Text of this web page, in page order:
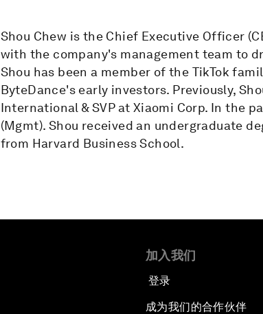
Shou Chew is the Chief Executive Officer
with the company's management team to
Shou has been a member of the TikTok
ByteDance's early investors. Previously,
International & SVP at Xiaomi Corp. In the
(Mgmt). Shou received an undergraduate
from Harvard Business School.
加入我们
登录
成为我们的合作伙伴